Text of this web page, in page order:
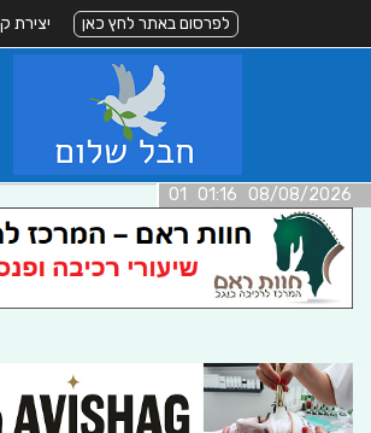
לפרסום באתר לחץ כאן יצירת
08/08/2026 01:16 01